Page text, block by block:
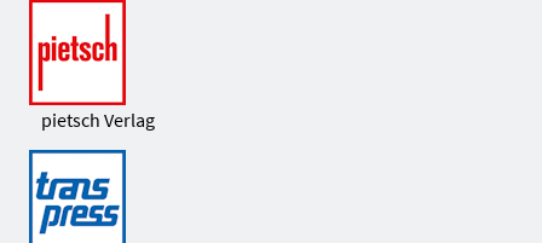
pietsch Verlag